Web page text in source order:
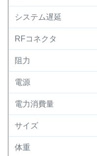
システム遅延
RFコネクタ
阻力
電源
電力消費量
サイズ
体重